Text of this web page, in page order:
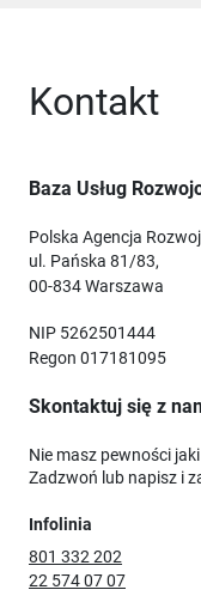
Kontakt
Baza Usług
Polska Agencja
ul. Pańska 81/83,
00-834 Warszawa
NIP 5262501444
Regon 017181095
Skontaktuj się z
Nie masz pewności
Zadzwoń lub napisz i
Infolinia
801 332 202
22 574 07 07